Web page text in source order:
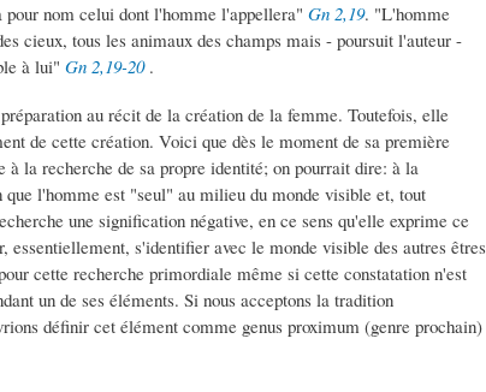
nom celui dont l'homme l'appellera" Gn 2,19. "L'homme
cieux, tous les animaux des champs mais - poursuit l'auteur -
à lui" Gn 2,19-20.
au récit de la création de la femme. Toutefois, elle
de cette création. Voici que dès le moment de sa première
la recherche de sa propre identité; on pourrait dire: à la
l'homme est "seul" au milieu du monde visible et, tout
une signification négative, en ce sens qu'elle exprime ce
s'identifier avec le monde visible des autres êtres
cette recherche primordiale même si cette constatation n'est
un de ses éléments. Si nous acceptons la tradition
définir cet élément comme genus proximum (genre prochain)